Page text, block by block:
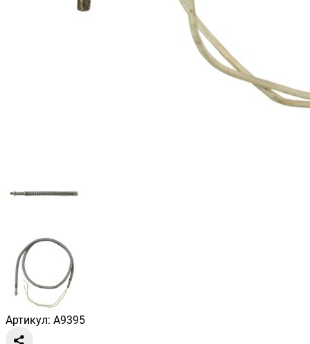
Артикул: A9395